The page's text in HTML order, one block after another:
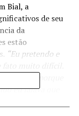
Bial, a
de seu
da
estão
“Eu pretendo e
porque
eu falava que